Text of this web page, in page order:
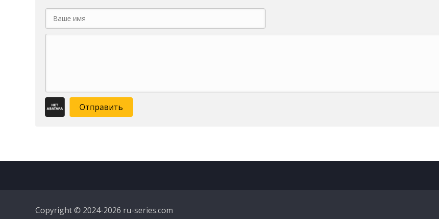
Отправить
Copyright © 2024-2026 ru-series.com